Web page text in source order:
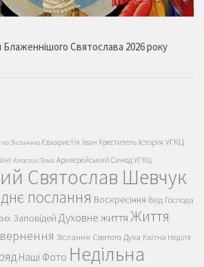
Святослава 2026 року
по Зісланню Євхаристія Іван Хреститель Історія УГКЦ
Апостол Тома Архиєрейський Синод УГКЦ
Святослав Шевчук
послання Воскресіння Вхід Господа
Заповідей Духовне життяЖиття
Зіслання Святого Духа Квітна Неділя
Наші Фото Недільна